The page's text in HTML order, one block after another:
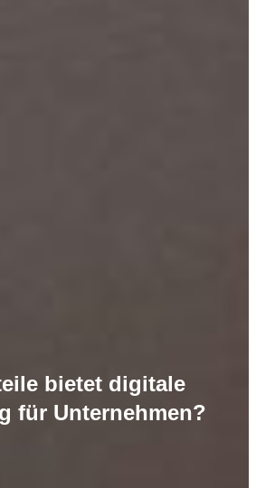
bietet digitale
für Unternehmen?